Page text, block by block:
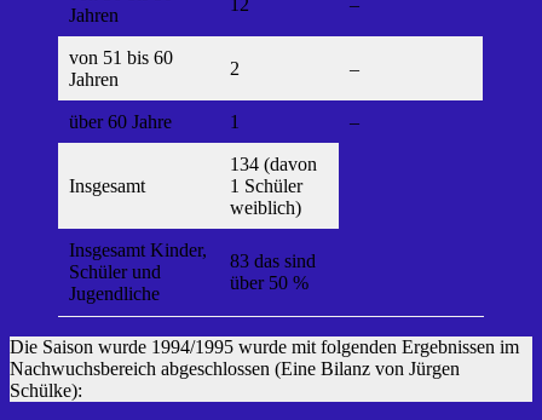
Jahren
12 –
von 51 bis 60
Jahren
2 –
über 60 Jahre 1 –
Insgesamt
134 (davon
1 Schüler
weiblich)
Insgesamt Kinder,
Schüler und
Jugendliche
83 das sind
über 50 %
Die Saison wurde 1994/1995 wurde mit folgenden Ergebnissen im
Nachwuchsbereich abgeschlossen (Eine Bilanz von Jürgen
Schülke):